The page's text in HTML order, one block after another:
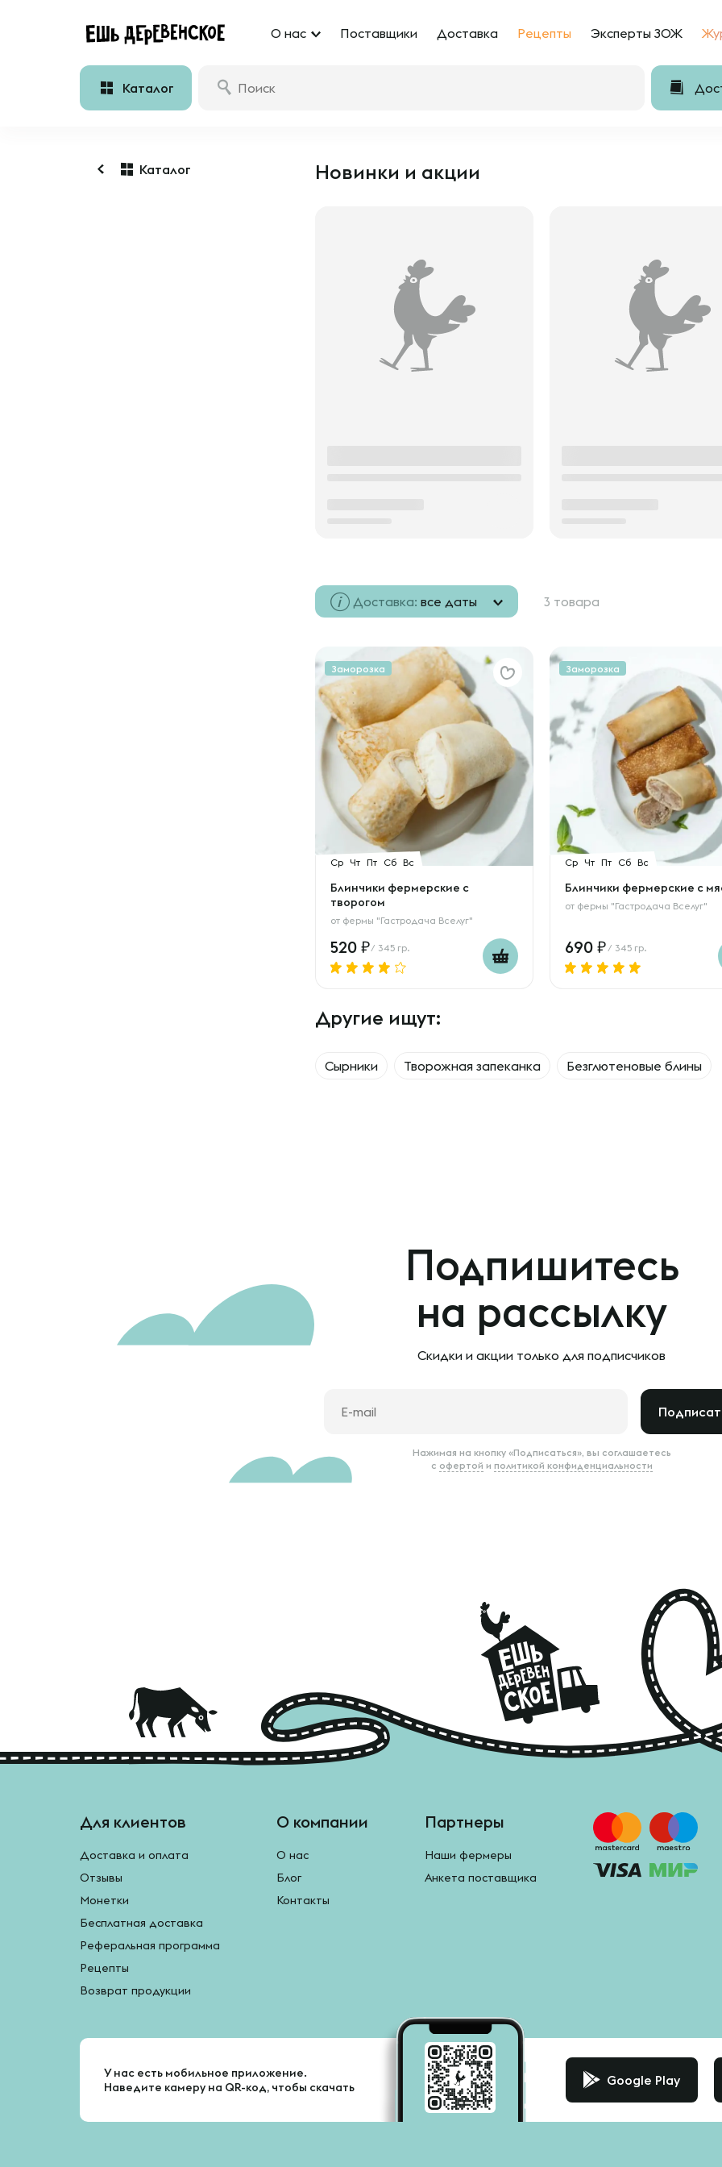
О нас Поставщики Доставка Рецепты Эксперты ЗОЖ
Каталог
Каталог Новинки и акции
Доставка: все даты 3 товара
Заморозка
Ср Чт Пт Сб Вс
Блинчики фермерские с
творогом
от фермы "Гастродача Вселуг"
520 / 345 гр.
Заморозка
Ср Чт Пт Сб Вс
Блинчики фермерские с
от фермы "Гастродача Вселуг"
690 / 345 гр.
Другие ищут:
Сырники Творожная запеканка Безглютеновые блины
Подпишитесь
на рассылку
Скидки и акции только для подписчиков
Нажимая на кнопку «Подписаться», вы соглашаетесь
с офертой и политикой конфиденциальности
Для клиентов
Доставка и оплата
Отзывы
Монетки
Бесплатная доставка
Реферальная программа
Рецепты
Возврат продукции
О компании
О нас
Блог
Контакты
Партнеры
Наши фермеры
Анкета поставщика
У нас есть мобильное приложение.
Наведите камеру на QR-код, чтобы скачать
Google Play